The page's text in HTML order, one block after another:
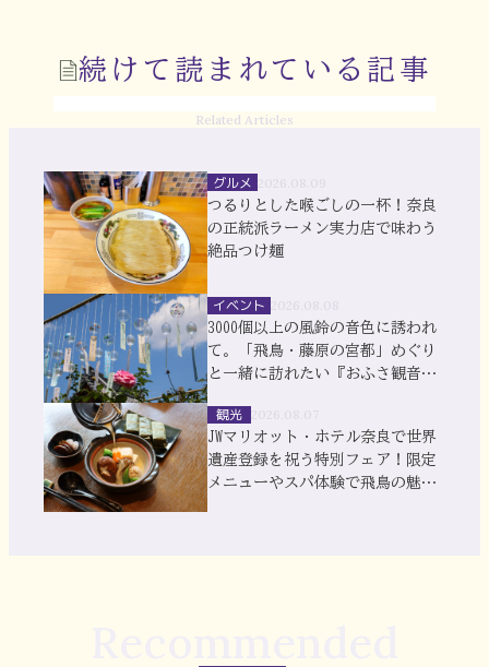
続けて読まれている記事
Related Articles
グルメ
つるりとした喉ごしの一杯！奈良
の正統派ラーメン実力店で味わう
絶品つけ麺
イベント
3000個以上の風鈴の音色に誘われ
て。「飛鳥・藤原の宮都」めぐり
と一緒に訪れたい『おふさ観音』
観光
JWマリオット・ホテル奈良で世界
遺産登録を祝う特別フェア！限定
メニューやスパ体験で飛鳥の魅力